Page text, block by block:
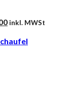
Aktueller
ist:
inkl. MWSt